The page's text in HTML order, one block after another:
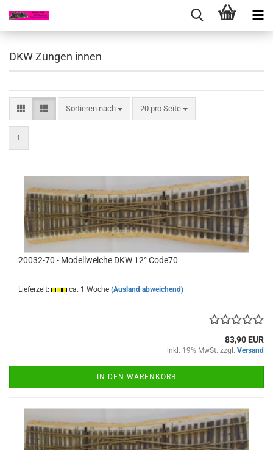
DKW Zungen innen
Sortieren nach
Sortieren nach 20 pro Seite
pro Seite
1
20032-70 - Modellweiche DKW 12° Code70
Lieferzeit: ca. 1 Woche (Ausland abweichend)
83,90 EUR
inkl. 19% MwSt. zzgl. Versand
IN DEN WARENKORB